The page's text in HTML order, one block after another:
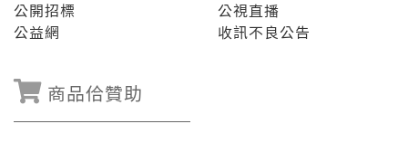
公開招標
公益網
公視直播
收訊不良公告
商品佮贊助